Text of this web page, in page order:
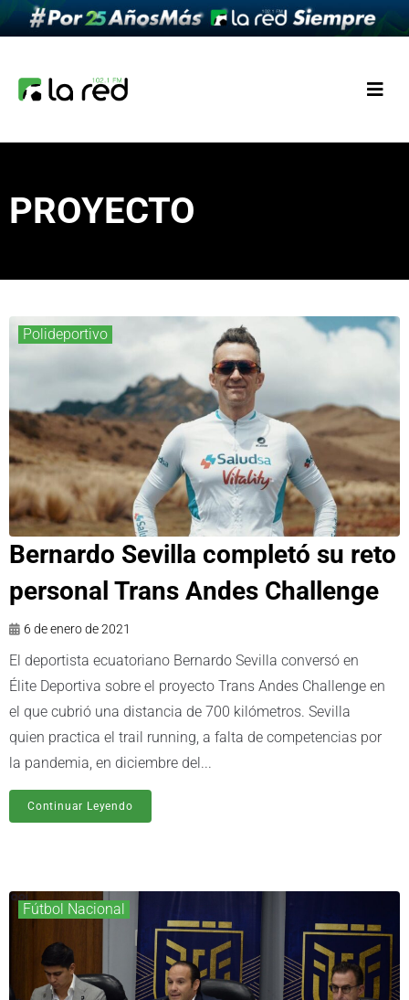
PROYECTO
Polideportivo
Bernardo Sevilla completó su reto
personal Trans Andes Challenge
6 de enero de 2021
El deportista ecuatoriano Bernardo Sevilla conversó en
Élite Deportiva sobre el proyecto Trans Andes Challenge en
el que cubrió una distancia de 700 kilómetros. Sevilla
quien practica el trail running, a falta de competencias por
la pandemia, en diciembre del...
Continuar Leyendo
Fútbol Nacional